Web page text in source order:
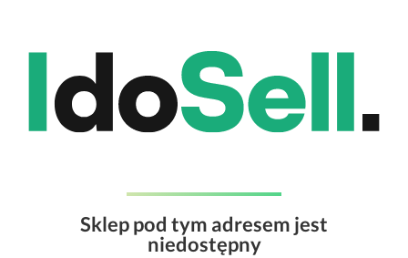
Sklep pod tym adresem jest
niedostępny